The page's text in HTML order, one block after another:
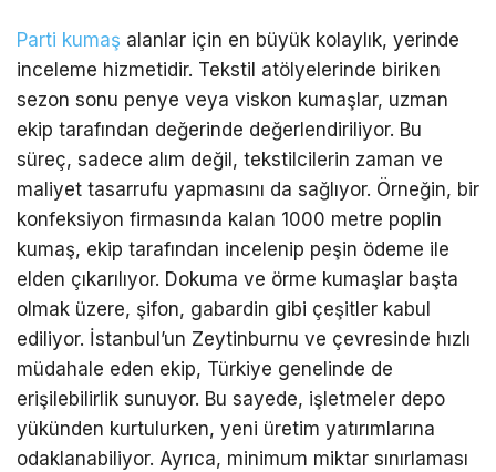
Parti kumaş alanlar için en büyük kolaylık, yerinde
inceleme hizmetidir. Tekstil atölyelerinde biriken
sezon sonu penye veya viskon kumaşlar, uzman
ekip tarafından değerinde değerlendiriliyor. Bu
süreç, sadece alım değil, tekstilcilerin zaman ve
maliyet tasarrufu yapmasını da sağlıyor. Örneğin, bir
konfeksiyon firmasında kalan 1000 metre poplin
kumaş, ekip tarafından incelenip peşin ödeme ile
elden çıkarılıyor. Dokuma ve örme kumaşlar başta
olmak üzere, şifon, gabardin gibi çeşitler kabul
ediliyor. İstanbul’un Zeytinburnu ve çevresinde hızlı
müdahale eden ekip, Türkiye genelinde de
erişilebilirlik sunuyor. Bu sayede, işletmeler depo
yükünden kurtulurken, yeni üretim yatırımlarına
odaklanabiliyor. Ayrıca, minimum miktar sınırlaması